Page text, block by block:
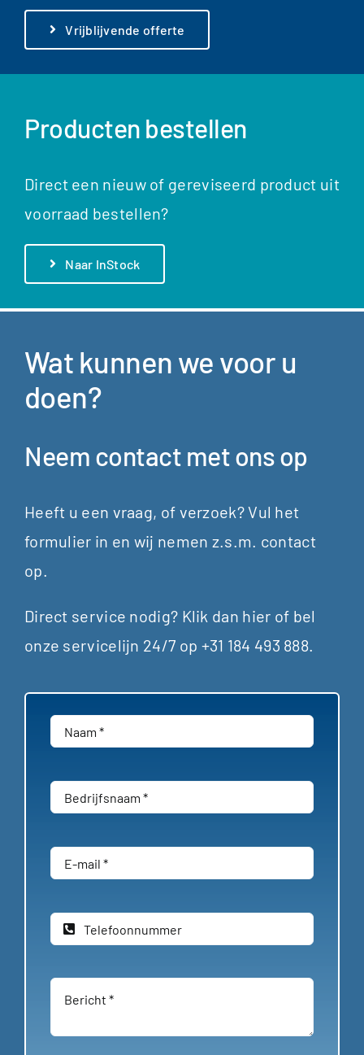
Vrijblijvende offerte
Producten bestellen
Direct een nieuw of gereviseerd product uit
voorraad bestellen?
Naar InStock
Wat kunnen we voor u
doen?
Neem contact met ons op
Heeft u een vraag, of verzoek? Vul het
formulier in en wij nemen z.s.m. contact
op.
Direct service nodig? Klik dan hier of bel
onze servicelijn 24/7 op +31 184 493 888.
Dieseltechniek
Dieseltechniek
Dieseltechniek